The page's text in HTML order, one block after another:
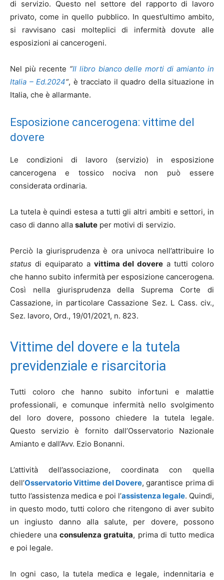
di servizio. Questo nel settore del rapporto di lavoro
privato, come in quello pubblico. In quest’ultimo ambito,
si ravvisano casi molteplici di infermità dovute alle
esposizioni ai cancerogeni.
Nel più recente “Il libro bianco delle morti di amianto in
Italia – Ed.2024“, è tracciato il quadro della situazione in
Italia, che è allarmante.
Esposizione cancerogena: vittime del
dovere
Le condizioni di lavoro (servizio) in esposizione
cancerogena e tossico nociva non può essere
considerata ordinaria.
La tutela è quindi estesa a tutti gli altri ambiti e settori, in
caso di danno alla salute per motivi di servizio.
Perciò la giurisprudenza è ora univoca nell’attribuire lo
status di equiparato a vittima del dovere a tutti coloro
che hanno subito infermità per esposizione cancerogena.
Così nella giurisprudenza della Suprema Corte di
Cassazione, in particolare Cassazione Sez. L Cass. civ.,
Sez. lavoro, Ord., 19/01/2021, n. 823.
Vittime del dovere e la tutela
previdenziale e risarcitoria
Tutti coloro che hanno subito infortuni e malattie
professionali, e comunque infermità nello svolgimento
del loro dovere, possono chiedere la tutela legale.
Questo servizio è fornito dall’Osservatorio Nazionale
Amianto e dall’Avv. Ezio Bonanni.
L’attività dell’associazione, coordinata con quella
dell’Osservatorio Vittime del Dovere, garantisce prima di
tutto l’assistenza medica e poi l’assistenza legale. Quindi,
in questo modo, tutti coloro che ritengono di aver subito
un ingiusto danno alla salute, per dovere, possono
chiedere unaconsulenza gratuita, prima di tutto medica
e poi legale.
In ogni caso, la tutela medica e legale, indennitaria e